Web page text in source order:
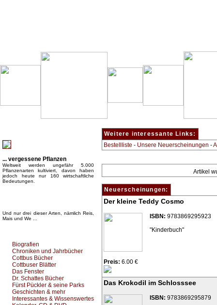
... vergessene Pflanzen
Weltweit werden ungefähr 5.000
Pflanzenarten kultiviert, davon haben
jedoch heute nur 160 wirtschaftliche
Bedeutungen.
Und nur drei dieser Arten, nämlich Reis,
Mais und We ...
Biografien
Chroniken und Jahrbücher
Cottbus Bücher
Cottbuser Blätter
Das Fenster
Dr. Schattes Bücher
Fürst Pückler & seine Parks
Geschichten & mehr
Interessantes & Wissenswertes
Weitere interessante Links:
Bestellliste - Unsere Neuerscheinungen -
Artikel
Neuerscheinungen:
Der kleine Teddy Cosmo
Preis: 6.00 €
ISBN: 9783869295923
"Kinderbuch"
Das Krokodil im Schlosssee
ISBN: 9783869295879